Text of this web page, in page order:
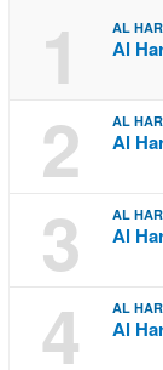
1 AL
Al
2 AL
Al
3 AL
Al
4 AL
Al